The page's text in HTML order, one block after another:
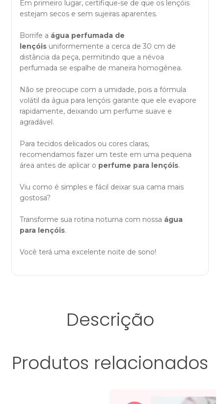
Em primeiro lugar, certifique-se de que os lençóis
estejam secos e sem sujeiras aparentes.
Borrife a água perfumada de
lençóis uniformemente a cerca de 30 cm de
distância da peça, permitindo que a névoa
perfumada se espalhe de maneira homogênea.
Não se preocupe com a umidade, pois a fórmula
volátil da água para lençóis garante que ele evapore
rapidamente, deixando um perfume suave e
agradável.
Para tecidos delicados ou cores claras,
recomendamos fazer um teste em uma pequena
área antes de aplicar o perfume para lençóis.
Viu como é simples e fácil deixar sua cama mais
gostosa?
Transforme sua rotina noturna com nossa água
para lençóis.
Você terá uma excelente noite de sono!
Descrição
Produtos relacionados